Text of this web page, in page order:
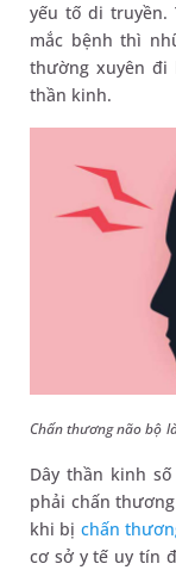
yếu tố di truyền.
mắc bệnh thì
thường xuyên đi
thần kinh.
Chấn thương não bộ
Dây thần kinh
phải chấn
khi bị chấn
cơ sở y tế uy tín